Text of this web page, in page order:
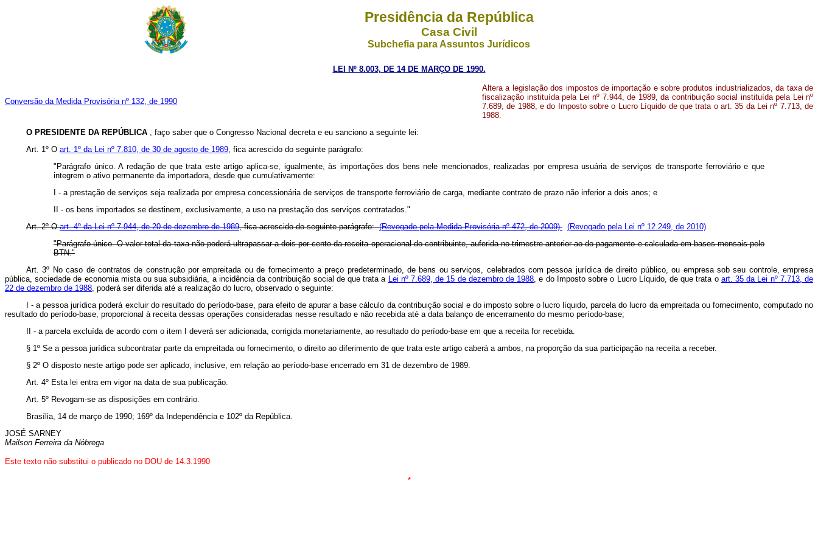
Presidência da República
Casa Civil
Subchefia para Assuntos Jurídicos
LEI Nº 8.003, DE 14 DE MARÇO DE 1990.
Conversão da Medida Provisória nº 132, de 1990
Altera a legislação dos impostos de importação e sobre produtos industrializados, da taxa de
fiscalização instituída pela Lei nº 7.944, de 1989, da contribuição social instituída pela Lei nº
7.689, de 1988, e do Imposto sobre o Lucro Líquido de que trata o art. 35 da Lei nº 7.713, de
1988.
O PRESIDENTE DA REPÚBLICA , faço saber que o Congresso Nacional decreta e eu sanciono a seguinte lei:
Art. 1º O art. 1º da Lei nº 7.810, de 30 de agosto de 1989, fica acrescido do seguinte parágrafo:
"Parágrafo único. A redação de que trata este artigo aplica-se, igualmente, às importações dos bens nele mencionados, realizadas por empresa usuária de serviços de transporte ferroviário e que
integrem o ativo permanente da importadora, desde que cumulativamente:
I - a prestação de serviços seja realizada por empresa concessionária de serviços de transporte ferroviário de carga, mediante contrato de prazo não inferior a dois anos; e
II - os bens importados se destinem, exclusivamente, a uso na prestação dos serviços contratados."
Art. 2º Oart. 4º da Lei nº 7.944, de 20 de dezembro de 1989, fica acrescido do seguinte parágrafo:(Revogado pela Medida Provisória nº 472, de 2009). (Revogado pela Lei nº 12.249, de 2010)
"Parágrafo único. O valor total da taxa não poderá ultrapassar a dois por cento da receita operacional do contribuinte, auferida no trimestre anterior ao do pagamento e calculada em bases mensais pelo
BTN."
Art. 3º No caso de contratos de construção por empreitada ou de fornecimento a preço predeterminado, de bens ou serviços, celebrados com pessoa jurídica de direito público, ou empresa sob seu controle, empresa
pública, sociedade de economia mista ou sua subsidiária, a incidência da contribuição social de que trata a Lei nº 7.689, de 15 de dezembro de 1988, e do Imposto sobre o Lucro Líquido, de que trata o art. 35 da Lei nº 7.713, de
22 de dezembro de 1988, poderá ser diferida até a realização do lucro, observado o seguinte:
I - a pessoa jurídica poderá excluir do resultado do período-base, para efeito de apurar a base cálculo da contribuição social e do imposto sobre o lucro líquido, parcela do lucro da empreitada ou fornecimento, computado no
resultado do período-base, proporcional à receita dessas operações consideradas nesse resultado e não recebida até a data balanço de encerramento do mesmo período-base;
II - a parcela excluída de acordo com o item I deverá ser adicionada, corrigida monetariamente, ao resultado do período-base em que a receita for recebida.
§ 1º Se a pessoa jurídica subcontratar parte da empreitada ou fornecimento, o direito ao diferimento de que trata este artigo caberá a ambos, na proporção da sua participação na receita a receber.
§ 2º O disposto neste artigo pode ser aplicado, inclusive, em relação ao período-base encerrado em 31 de dezembro de 1989.
Art. 4º Esta lei entra em vigor na data de sua publicação.
Art. 5º Revogam-se as disposições em contrário.
Brasília, 14 de março de 1990; 169º da Independência e 102º da República.
JOSÉ SARNEY
Mailson Ferreira da Nóbrega
Este texto não substitui o publicado no DOU de 14.3.1990
*